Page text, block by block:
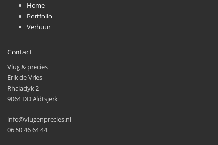
Home
Portfolio
Verhuur
Contact
Vlug & precies
Erik de Vries
Rhaladyk 2
9064 DD Aldtsjerk
info@vlugenprecies.nl
06 50 46 64 44